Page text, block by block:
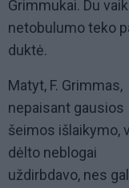
Grimmukai. Du
netobulumo teko
duktė.
Matyt, F. Grimmas,
nepaisant gausios
šeimos išlaikymo,
dėlto neblogai
uždirbdavo, nes